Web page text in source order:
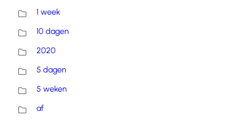
1 week
10 dagen
2020
5 dagen
5 weken
af